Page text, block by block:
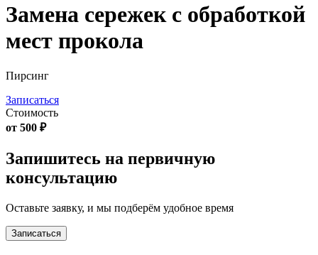
Skip
to
Замена сережек c обработкой
мест прокола
Пирсинг
Записаться
Стоимость
от 500 ₽
Запишитесь на первичную
консультацию
Оставьте заявку, и мы подберём удобное время
Записаться